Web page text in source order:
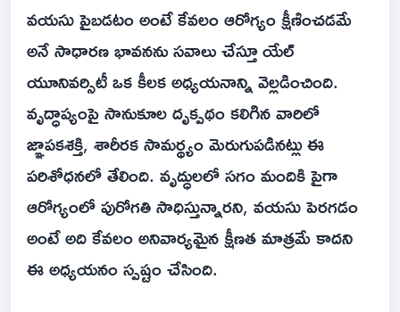
వయసు పైబడటం అంటే కేవలం ఆరోగ్యం క్షీణించడమే
అనే సాధారణ భావనను సవాలు చేస్తూ యేల్
యూనివర్సిటీ ఒక కీలక అధ్యయనాన్ని వెల్లడించింది.
వృద్ధాప్యంపై సానుకూల దృక్పథం కలిగిన వారిలో
జ్ఞాపకశక్తి, శారీరక సామర్థ్యం మెరుగుపడినట్లు ఈ
పరిశోధనలో తేలింది. వృద్ధులలో సగం మందికి పైగా
ఆరోగ్యంలో పురోగతి సాధిస్తున్నారని, వయసు పెరగడం
అంటే అది కేవలం అనివార్యమైన క్షీణత మాత్రమే కాదని
ఈ అధ్యయనం స్పష్టం చేసింది.